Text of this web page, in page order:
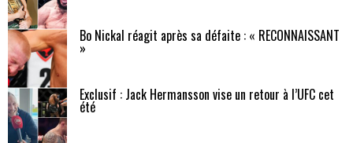
Bo Nickal réagit après sa défaite : « RECONNAISSANT
»
Exclusif : Jack Hermansson vise un retour à l’UFC cet
été